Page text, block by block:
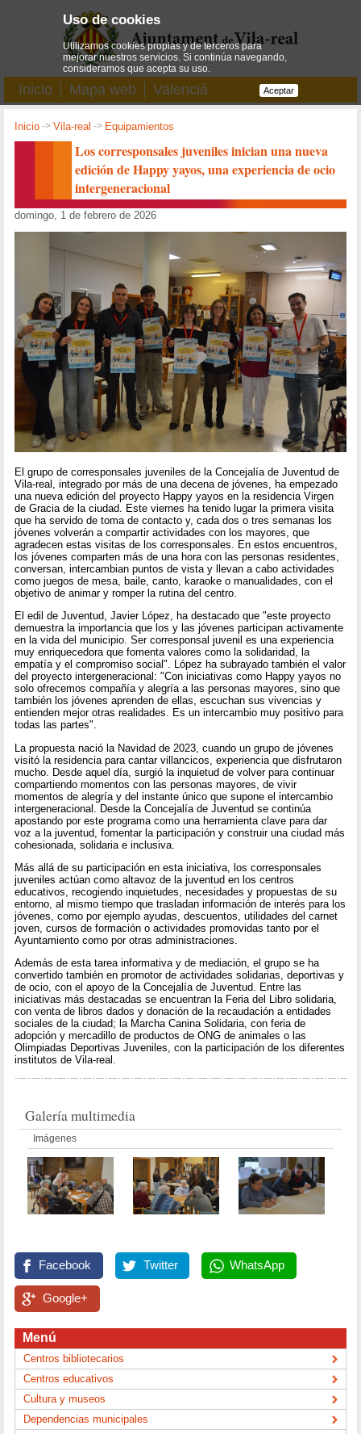
Inicio Mapa web Valencià
Inicio ->Vila-real -> Equipamientos
Los corresponsales juveniles inician una nueva
edición de Happy yayos, una experiencia de ocio
intergeneracional
domingo, 1 de febrero de 2026
El grupo de corresponsales juveniles de la Concejalía de Juventud de
Vila-real, integrado por más de una decena de jóvenes, ha empezado
una nueva edición del proyecto Happy yayos en la residencia Virgen
de Gracia de la ciudad. Este viernes ha tenido lugar la primera visita
que ha servido de toma de contacto y, cada dos o tres semanas los
jóvenes volverán a compartir actividades con los mayores, que
agradecen estas visitas de los corresponsales. En estos encuentros,
los jóvenes comparten más de una hora con las personas residentes,
conversan, intercambian puntos de vista y llevan a cabo actividades
como juegos de mesa, baile, canto, karaoke o manualidades, con el
objetivo de animar y romper la rutina del centro.
El edil de Juventud, Javier López, ha destacado que "este proyecto
demuestra la importancia que los y las jóvenes participan activamente
en la vida del municipio. Ser corresponsal juvenil es una experiencia
muy enriquecedora que fomenta valores como la solidaridad, la
empatía y el compromiso social". López ha subrayado también el valor
del proyecto intergeneracional: "Con iniciativas como Happy yayos no
solo ofrecemos compañía y alegría a las personas mayores, sino que
también los jóvenes aprenden de ellas, escuchan sus vivencias y
entienden mejor otras realidades. Es un intercambio muy positivo para
todas las partes".
La propuesta nació la Navidad de 2023, cuando un grupo de jóvenes
visitó la residencia para cantar villancicos, experiencia que disfrutaron
mucho. Desde aquel día, surgió la inquietud de volver para continuar
compartiendo momentos con las personas mayores, de vivir
momentos de alegría y del instante único que supone el intercambio
intergeneracional. Desde la Concejalía de Juventud se continúa
apostando por este programa como una herramienta clave para dar
voz a la juventud, fomentar la participación y construir una ciudad más
cohesionada, solidaria e inclusiva.
Más allá de su participación en esta iniciativa, los corresponsales
juveniles actúan como altavoz de la juventud en los centros
educativos, recogiendo inquietudes, necesidades y propuestas de su
entorno, al mismo tiempo que trasladan información de interés para los
jóvenes, como por ejemplo ayudas, descuentos, utilidades del carnet
joven, cursos de formación o actividades promovidas tanto por el
Ayuntamiento como por otras administraciones.
Además de esta tarea informativa y de mediación, el grupo se ha
convertido también en promotor de actividades solidarias, deportivas y
de ocio, con el apoyo de la Concejalía de Juventud. Entre las
iniciativas más destacadas se encuentran la Feria del Libro solidaria,
con venta de libros dados y donación de la recaudación a entidades
sociales de la ciudad; la Marcha Canina Solidaria, con feria de
adopción y mercadillo de productos de ONG de animales o las
Olimpiadas Deportivas Juveniles, con la participación de los diferentes
institutos de Vila-real.
Galería multimedia
Imágenes
Facebook Twitter WhatsApp
Google+
Menú
Centros bibliotecarios
Centros educativos
Cultura y museos
Dependencias municipales
Uso de cookies
Utilizamos cookies propias y de terceros para
mejorar nuestros servicios. Si continúa navegando,
consideramos que acepta su uso.
Aceptar